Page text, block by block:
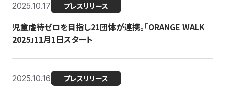
2025.10.17 プレスリリース
児童虐待ゼロを目指し21団体が連携。「ORANGE WALK
2025」11月1日スタート
2025.10.16 プレスリリース